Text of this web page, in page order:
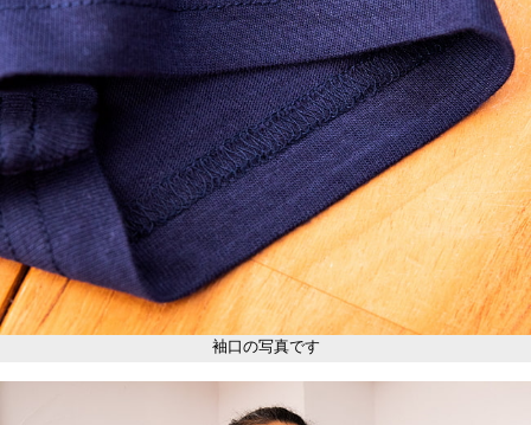
袖口の写真です